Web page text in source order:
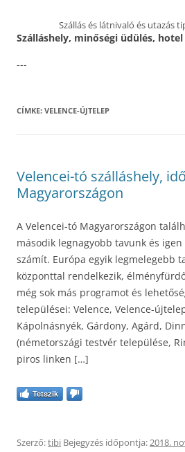
Szállás és látnivaló és utazás
Szálláshely, minőségi üdülés,
---
CÍMKE: VELENCE-ÚJTELEP
Velencei-tó szálláshely,
Magyarországon
A Velencei-tó Magyarországon
második legnagyobb tavunk és
számít. Európa egyik legmelegebb
központtal rendelkezik,
még sok más programot és
települései: Velence, Velence-
Kápolnásnyék, Gárdony, Agárd,
(németországi testvér települése,
piros linken […]
Tetszik
Szerző:tibi Bejegyzés időpontja:2018.